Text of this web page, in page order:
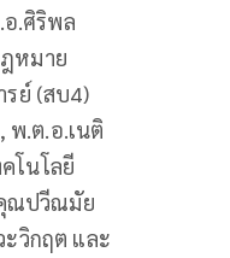
อ.ศิริพล
หมาย
ย์ (สบ4)
พ.ต.อ.เนติ
โนโลยี
คุณปวีณมัย
วิกฤต และ